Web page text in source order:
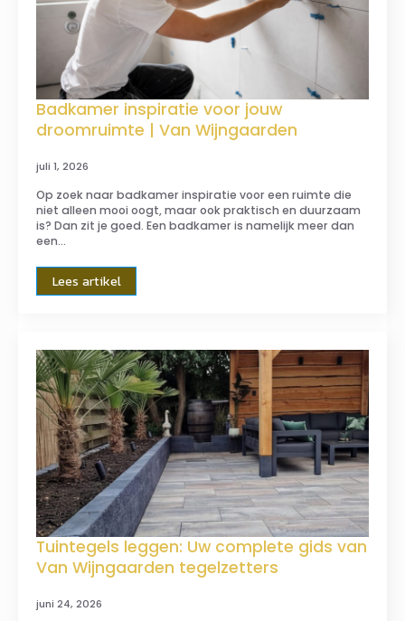
Badkamer inspiratie voor jouw
droomruimte | Van Wijngaarden
juli 1, 2026
Op zoek naar badkamer inspiratie voor een ruimte die
niet alleen mooi oogt, maar ook praktisch en duurzaam
is? Dan zit je goed. Een badkamer is namelijk meer dan
een…
Lees artikel
Tuintegels leggen: Uw complete gids van
Van Wijngaarden tegelzetters
juni 24, 2026